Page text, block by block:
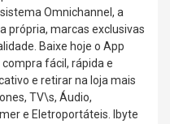
Omnichannel, a
própria, marcas exclusivas
Baixe hoje o App
fácil, rápida e
e retirar na loja mais
TV\s, Áudio,
e Eletroportáteis. Ibyte